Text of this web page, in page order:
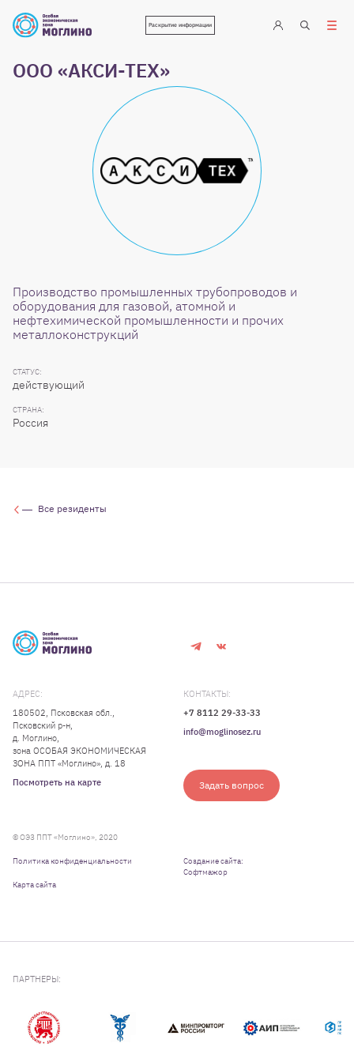
Раскрытие информации
ООО «АКСИ-ТЕХ»
СТАТУС:
действующий
СТРАНА:
Россия
Производство промышленных трубопроводов и
оборудования для газовой, атомной и
нефтехимической промышленности и прочих
металлоконструкций
Все резиденты
АДРЕС:
180502, Псковская обл.,
Псковский р-н,
д. Моглино,
зона ОСОБАЯ ЭКОНОМИЧЕСКАЯ
ЗОНА ППТ «Моглино», д. 18
Посмотреть на карте
КОНТАКТЫ:
+7 8112 29-33-33
info@moglinosez.ru
Задать вопрос
© ОЭЗ ППТ «Моглино», 2020
Политика конфиденциальности
Карта сайта
Создание сайта:
Софтмажор
ПАРТНЕРЫ: